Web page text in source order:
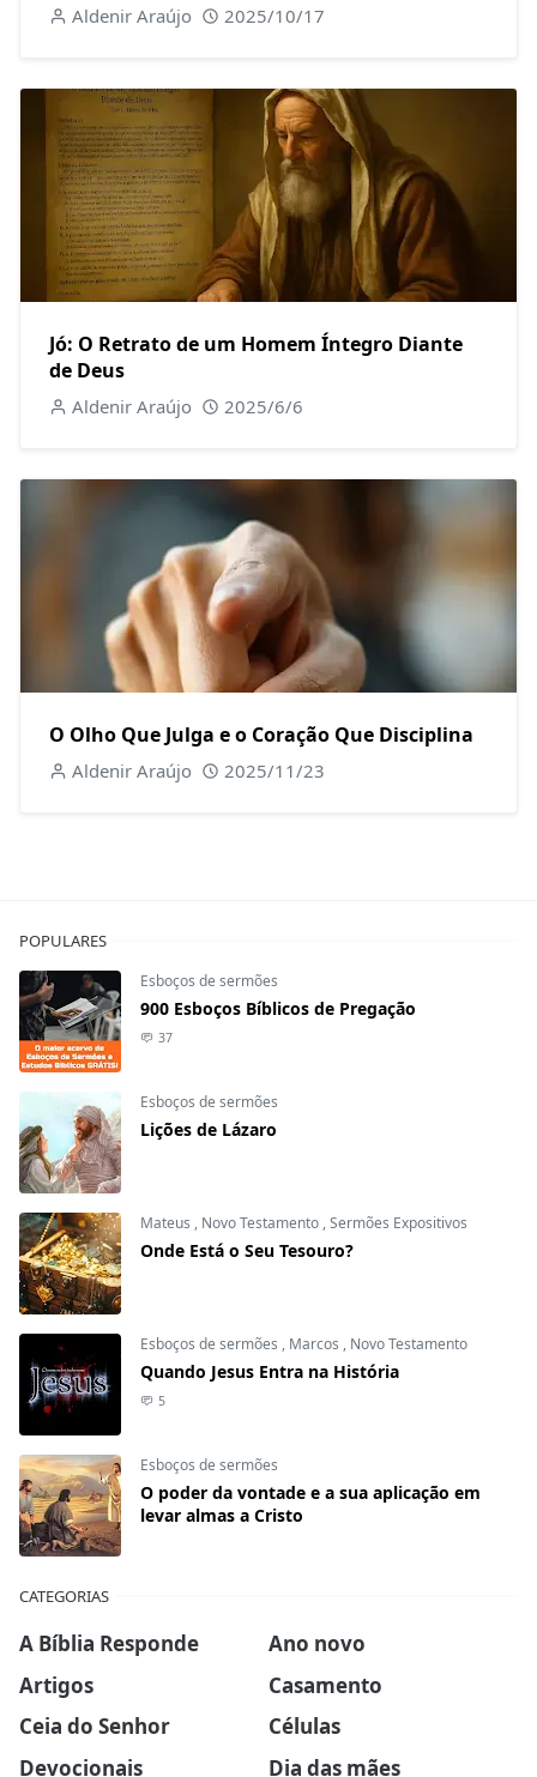
Aldenir Araújo 2025/10/17
Jó: O Retrato de um Homem Íntegro Diante
de Deus
Aldenir Araújo 2025/6/6
O Olho Que Julga e o Coração Que Disciplina
Aldenir Araújo 2025/11/23
POPULARES
Esboços de sermões
900 Esboços Bíblicos de Pregação
37
Esboços de sermões
Lições de Lázaro
Mateus , Novo Testamento ,Sermões Expositivos
Onde Está o Seu Tesouro?
Esboços de sermões , Marcos , Novo Testamento
Quando Jesus Entra na História
5
Esboços de sermões
O poder da vontade e a sua aplicação em
levar almas a Cristo
CATEGORIAS
A Bíblia Responde
Ano novo
Artigos
Casamento
Ceia do Senhor
Células
Devocionais
Dia das mães